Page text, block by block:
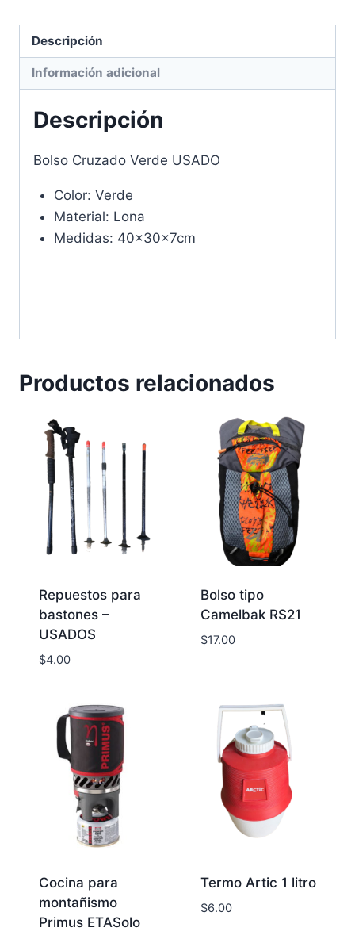
Descripción
Información adicional
Descripción
Bolso Cruzado Verde USADO
Color: Verde
Material: Lona
Medidas: 40x30x7cm
Productos relacionados
Repuestos para
bastones –
USADOS
$4.00
Bolso tipo
Camelbak RS21
$17.00
Cocina para
montañismo
Primus ETASolo
Termo Artic 1 litro
$6.00